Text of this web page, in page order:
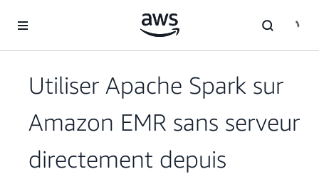
Utiliser Apache Spark sur
Amazon EMR sans serveur
directement depuis